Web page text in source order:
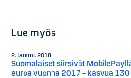
Lue myös
2. tammi. 2018
Suomalaiset siirsivät
euroa vuonna 2017 – kasvua